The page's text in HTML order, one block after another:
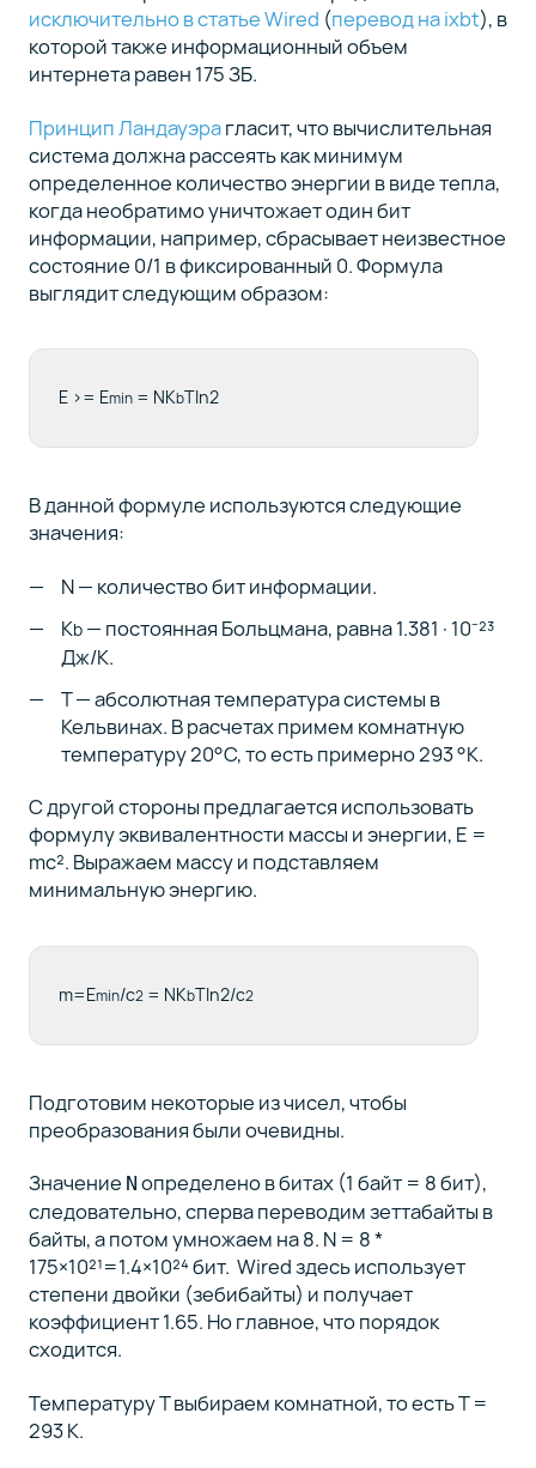
исключительно в статье Wired (перевод на ixbt), в
которой также информационный объем
интернета равен 175 ЗБ.
Принцип Ландауэрагласит, что вычислительная
система должна рассеять как минимум
определенное количество энергии в виде тепла,
когда необратимо уничтожает один бит
информации, например, сбрасывает неизвестное
состояние 0/1 в фиксированный 0. Формула
выглядит следующим образом:
E >= Emin= NKbTln2
В данной формуле используются следующие
значения:
N — количество бит информации.
Kb — постоянная Больцмана, равна 1.381 · 10⁻²³
Дж/К.
T — абсолютная температура системы в
Кельвинах. В расчетах примем комнатную
температуру 20°C, то есть примерно 293 °К.
С другой стороны предлагается использовать
формулу эквивалентности массы и энергии, E =
mc². Выражаем массу и подставляем
минимальную энергию.
m=Emin/c2= NKbTln2/c2
Подготовим некоторые из чисел, чтобы
преобразования были очевидны.
Значение N определено в битах (1 байт = 8 бит),
следовательно, сперва переводим зеттабайты в
байты, а потом умножаем на 8. N = 8 *
175×10²¹=1.4×10²⁴ бит. Wired здесь использует
степени двойки (зебибайты) и получает
коэффициент 1.65. Но главное, что порядок
сходится.
Температуру T выбираем комнатной, то есть T =
293 K.